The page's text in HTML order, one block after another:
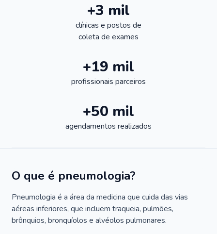
+3 mil
clínicas e postos de
coleta de exames
+19 mil
profissionais parceiros
+50 mil
agendamentos realizados
O que é pneumologia?
Pneumologia é a área da medicina que cuida das vias
aéreas inferiores, que incluem traqueia, pulmões,
brônquios, bronquíolos e alvéolos pulmonares.